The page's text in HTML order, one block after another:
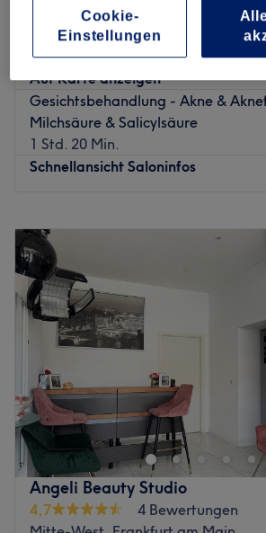
Embelezar Kosmetikinstitut
9 Bewertungen
Niederursel, Frankfurt am Main
Auf Karte anzeigen
Gesichtsbehandlung - Akne &
Milchsäure & Salicylsäure
1 Std. 20 Min.
Schnellansicht Saloninfos
Dienstag
Mittwoch
Donnerstag
Freitag
Samstag
Sonntag
Willkommen im Embelezar
Niederursel – Deinem Ort für
Anti-Aging und individuelle
Hier stehen Deine Hautbedürfnisse und
Wohlbefinden im Mittelpunkt. Ob
Microneedling, Permanent Make-up,
oder Waxing – jede Behandlung wird
Angeli Beauty Studio
4,7
4 Bewertungen
Cookie-
Einstellungen